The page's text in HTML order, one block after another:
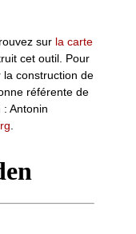
sur la carte
cet outil. Pour
la construction de
référente de
: Antonin